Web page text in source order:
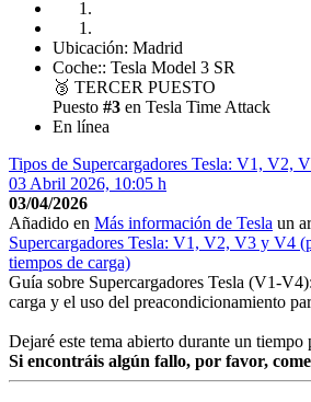
Ubicación: Madrid
Coche:: Tesla Model 3 SR
🥉 TERCER PUESTO
Puesto #3 en Tesla Time Attack
En línea
Tipos de Supercargadores Tesla: V1, V2,
03 Abril 2026, 10:05 h
03/04/2026
Añadido en Más información de Tesla un
Supercargadores Tesla: V1, V2, V3 y V4
tiempos de carga)
Guía sobre Supercargadores Tesla (V1-
carga y el uso del preacondicionamiento
Dejaré este tema abierto durante un tiempo
Si encontráis algún fallo, por favor,